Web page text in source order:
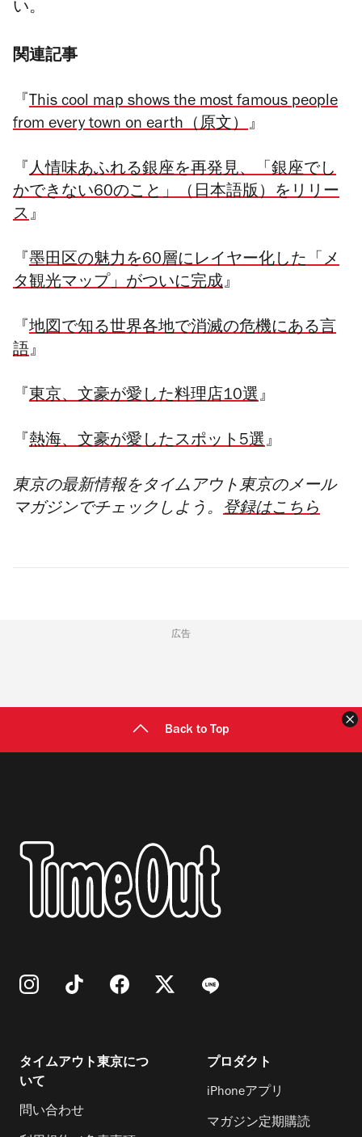
い。
関連記事
『 This cool map shows the most famous people
from every town on earth（原文）』
『 人情味あふれる銀座を再発見、「銀座でし
かできない60のこと」（日本語版）をリリー
ス』
『 墨田区の魅力を60層にレイヤー化した「メ
タ観光マップ」がついに完成』
『 地図で知る世界各地で消滅の危機にある言
語』
『 東京、文豪が愛した料理店10選』
『 熱海、文豪が愛したスポット5選』
東京の最新情報をタイムアウト東京のメール
マガジンでチェックしよう。 登録はこちら
広告
Back to Top
タイムアウト東京につ
いて
問い合わせ
プロダクト
iPhoneアプリ
マガジン定期購読